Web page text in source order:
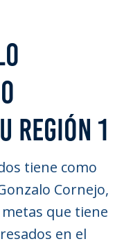
REGIÓN 1
tiene como
Cornejo,
que tiene
en el